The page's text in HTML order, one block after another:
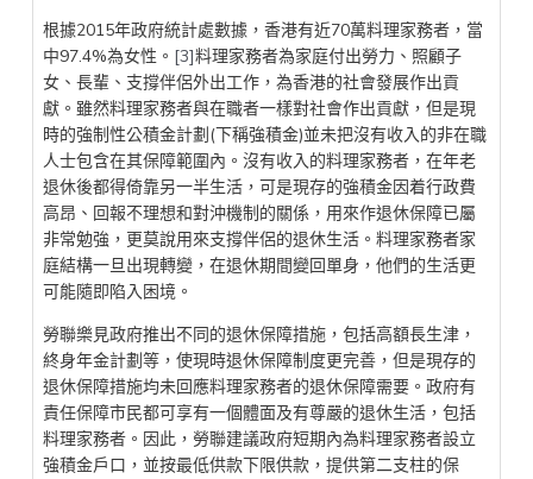
根據2015年政府統計處數據，香港有近70萬料理家務者，當
中97.4%為女性。 [3]料理家務者為家庭付出勞力、照顧子
女、長輩、支撐伴侶外出工作，為香港的社會發展作出貢
獻。雖然料理家務者與在職者一樣對社會作出貢獻，但是現
時的強制性公積金計劃(下稱強積金)並未把沒有收入的非在職
人士包含在其保障範圍內。沒有收入的料理家務者，在年老
退休後都得倚靠另一半生活，可是現存的強積金因着行政費
高昂、回報不理想和對沖機制的關係，用來作退休保障已屬
非常勉強，更莫說用來支撐伴侶的退休生活。料理家務者家
庭結構一旦出現轉變，在退休期間變回單身，他們的生活更
可能隨即陷入困境。
勞聯樂見政府推出不同的退休保障措施，包括高額長生津，
終身年金計劃等，使現時退休保障制度更完善，但是現存的
退休保障措施均未回應料理家務者的退休保障需要。政府有
責任保障市民都可享有一個體面及有尊嚴的退休生活，包括
料理家務者。因此，勞聯建議政府短期內為料理家務者設立
強積金戶口，並按最低供款下限供款，提供第二支柱的保